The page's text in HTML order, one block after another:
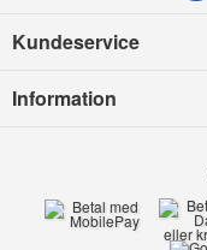
Kundeservice
Information